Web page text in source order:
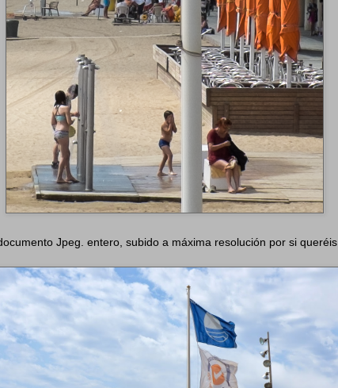
Jpeg. entero, subido a máxima resolución por si queréis